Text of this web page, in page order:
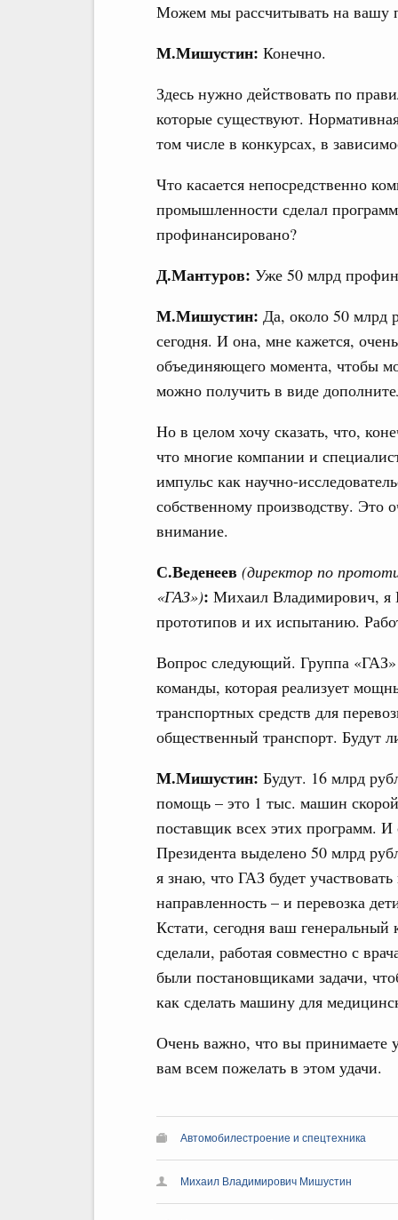
Можем мы рассчитывать на вашу
М.Мишустин: Конечно.
Здесь нужно действовать по
которые существуют.
том числе в конкурсах, в
Что касается непосредственно
промышленности сделал
профинансировано?
Д.Мантуров: Уже 50 млрд
М.Мишустин: Да, около 50 млрд
сегодня. И она, мне кажется,
объединяющего момента, чтобы
можно получить в виде
Но в целом хочу сказать, что,
что многие компании и
импульс как научно-
собственному производству. Это
внимание.
С.Веденеев (директор по
«ГАЗ»): Михаил Владимирович, я
прототипов и их испытанию.
Вопрос следующий. Группа
команды, которая реализует
транспортных средств для
общественный транспорт. Будут
М.Мишустин: Будут. 16 млрд
помощь – это 1 тыс. машин
поставщик всех этих программ.
Президента выделено 50 млрд
я знаю, что ГАЗ будет
направленность – и перевозка
Кстати, сегодня ваш
сделали, работая совместно с
были постановщиками задачи,
как сделать машину для
Очень важно, что вы принимаете
вам всем пожелать в этом удачи.
Автомобилестроение и спецтехника
Михаил Владимирович Мишустин